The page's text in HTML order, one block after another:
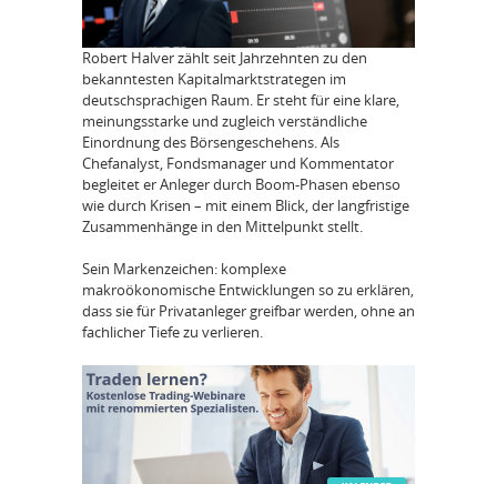
Robert Halver zählt seit Jahrzehnten zu den
bekanntesten Kapitalmarktstrategen im
deutschsprachigen Raum. Er steht für eine klare,
meinungsstarke und zugleich verständliche
Einordnung des Börsengeschehens. Als
Chefanalyst, Fondsmanager und Kommentator
begleitet er Anleger durch Boom-Phasen ebenso
wie durch Krisen – mit einem Blick, der langfristige
Zusammenhänge in den Mittelpunkt stellt.
Sein Markenzeichen: komplexe
makroökonomische Entwicklungen so zu erklären,
dass sie für Privatanleger greifbar werden, ohne an
fachlicher Tiefe zu verlieren.